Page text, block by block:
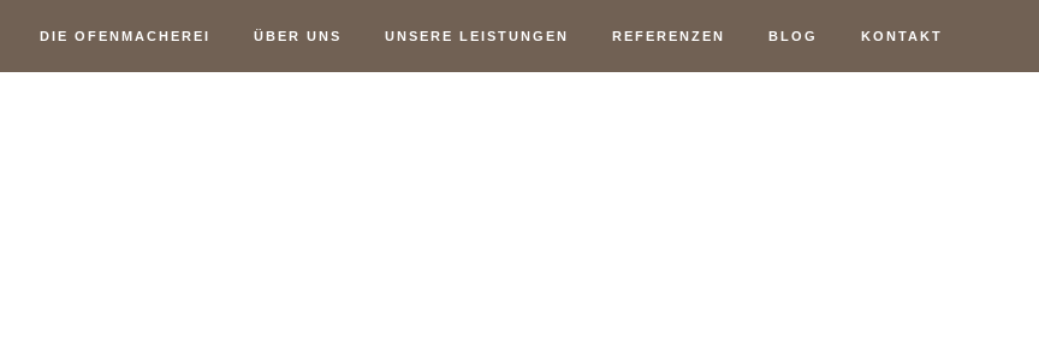
DIE OFENMACHEREI ÜBER UNS UNSERE LEISTUNGEN REFERENZEN BLOG KONTAKT